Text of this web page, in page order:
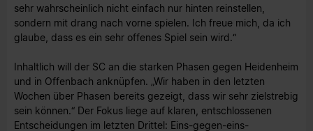
sehr wahrscheinlich nicht einfach nur hinten reinstellen,
sondern mit drang nach vorne spielen. Ich freue mich, da ich
glaube, dass es ein sehr offenes Spiel sein wird.“
Inhaltlich will der SC an die starken Phasen gegen Heidenheim
und in Offenbach anknüpfen. „Wir haben in den letzten
Wochen über Phasen bereits gezeigt, dass wir sehr zielstrebig
sein können.“ Der Fokus liege auf klaren, entschlossenen
Entscheidungen im letzten Drittel: Eins-gegen-eins-